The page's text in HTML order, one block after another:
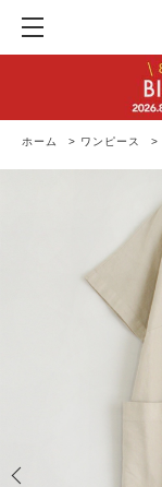
ホーム > ワンピース >